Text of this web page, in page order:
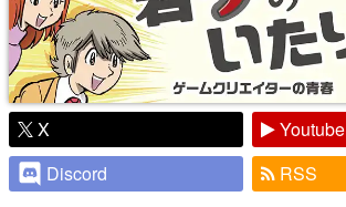
X
Youtube
Discord
RSS